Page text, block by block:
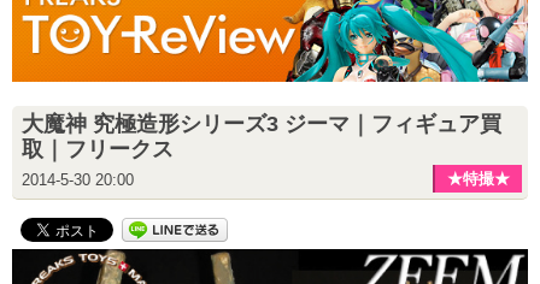
大魔神 究極造形シリーズ3 ジーマ｜フィギュア買
取｜フリークス
2014-5-30 20:00 ★特撮★